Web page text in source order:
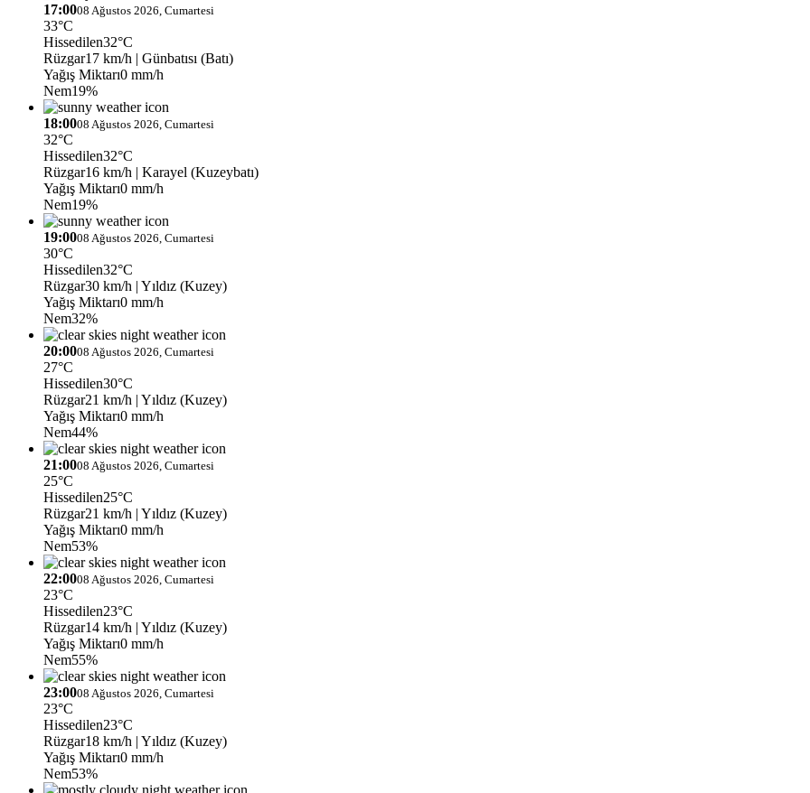
17:0008 Ağustos 2026, Cumartesi
33°C
Hissedilen32°C
Rüzgar17 km/h | Günbatısı (Batı)
Yağış Miktarı0 mm/h
Nem19%
18:0008 Ağustos 2026, Cumartesi
32°C
Hissedilen32°C
Rüzgar16 km/h | Karayel (Kuzeybatı)
Yağış Miktarı0 mm/h
Nem19%
19:0008 Ağustos 2026, Cumartesi
30°C
Hissedilen32°C
Rüzgar30 km/h | Yıldız (Kuzey)
Yağış Miktarı0 mm/h
Nem32%
20:0008 Ağustos 2026, Cumartesi
27°C
Hissedilen30°C
Rüzgar21 km/h | Yıldız (Kuzey)
Yağış Miktarı0 mm/h
Nem44%
21:0008 Ağustos 2026, Cumartesi
25°C
Hissedilen25°C
Rüzgar21 km/h | Yıldız (Kuzey)
Yağış Miktarı0 mm/h
Nem53%
22:0008 Ağustos 2026, Cumartesi
23°C
Hissedilen23°C
Rüzgar14 km/h | Yıldız (Kuzey)
Yağış Miktarı0 mm/h
Nem55%
23:0008 Ağustos 2026, Cumartesi
23°C
Hissedilen23°C
Rüzgar18 km/h | Yıldız (Kuzey)
Yağış Miktarı0 mm/h
Nem53%